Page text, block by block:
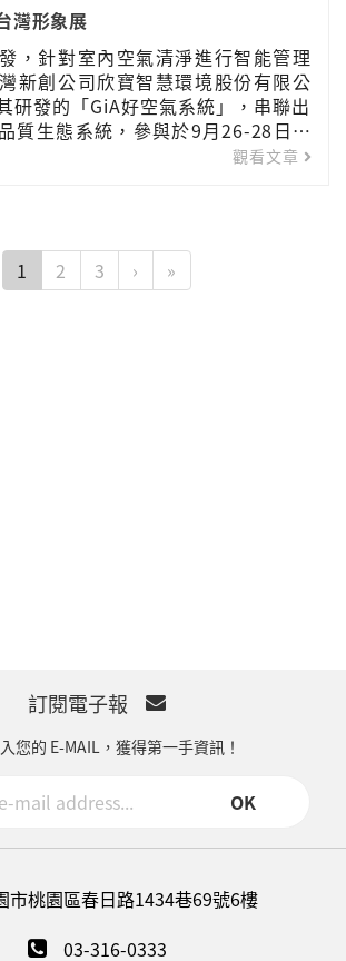
灣形象展
，針對室內空氣清淨進行智能管理
新創公司欣寶智慧環境股份有限公
研發的「GiA好空氣系統」，串聯出
質生態系統，參與於9月26-28日假
「2019年印尼臺灣形象展 TAIWAN
觀看文章
1 2 3 › »
訂閱電子報
您的 E-MAIL，獲得第一手資訊！
OK
市桃園區春日路1434巷69號6樓
03-316-0333